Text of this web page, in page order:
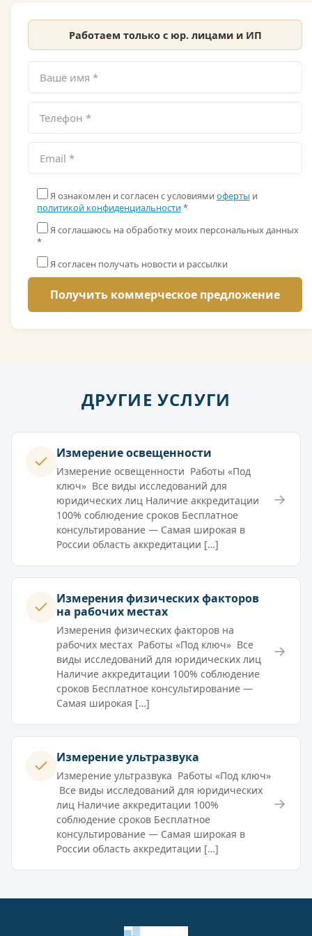
Работаем только с юр. лицами и ИП
Я ознакомлен и согласен с условиями оферты и
политикой конфиденциальности*
Я соглашаюсь на обработку моих персональных данных
*
Я согласен получать новости и рассылки
ДРУГИЕ УСЛУГИ
Измерение освещенности
Измерение освещенности Работы «Под
ключ» Все виды исследований для
юридических лиц Наличие аккредитации
100% соблюдение сроков Бесплатное
консультирование — Самая широкая в
России область аккредитации […]
→
Измерения физических факторов
на рабочих местах
Измерения физических факторов на
рабочих местах Работы «Под ключ» Все
виды исследований для юридических лиц
Наличие аккредитации 100% соблюдение
сроков Бесплатное консультирование —
Самая широкая […]
→
Измерение ультразвука
Измерение ультразвука Работы «Под ключ»
Все виды исследований для юридических
лиц Наличие аккредитации 100%
соблюдение сроков Бесплатное
консультирование — Самая широкая в
России область аккредитации […]
→